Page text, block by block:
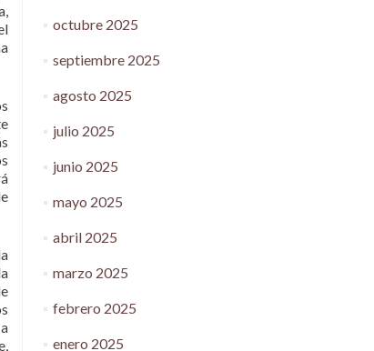
octubre 2025
septiembre 2025
agosto 2025
julio 2025
junio 2025
mayo 2025
abril 2025
marzo 2025
febrero 2025
enero 2025